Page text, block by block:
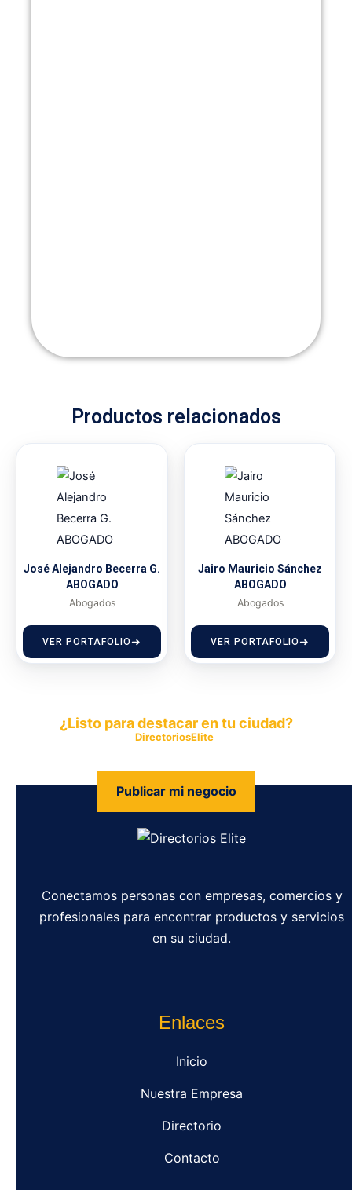
Productos relacionados
José Alejandro Becerra G.
ABOGADO
Abogados
VER PORTAFOLIO
Jairo Mauricio Sánchez
ABOGADO
Abogados
VER PORTAFOLIO
¿Listo para destacar en tu ciudad?
DirectoriosElite
Publicar mi negocio
Conectamos personas con empresas, comercios y
profesionales para encontrar productos y servicios
en su ciudad.
Enlaces
Inicio
Nuestra Empresa
Directorio
Contacto